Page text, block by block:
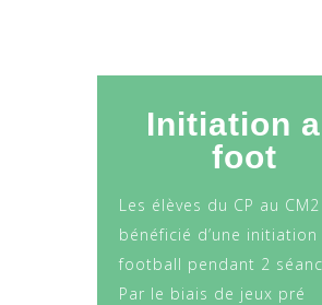
Initiation
foot
Les élèves du CP au
bénéficié d’une initiation
football pendant 2
Par le biais de jeux pré